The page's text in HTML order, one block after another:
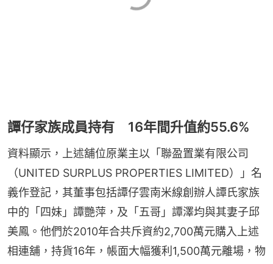
譚仔家族成員持有 16年間升值約55.6%
資料顯示，上述舖位原業主以「聯盈置業有限公司
（UNITED SURPLUS PROPERTIES LIMITED）」名
義作登記，其董事包括譚仔雲南米線創辦人譚氏家族
中的「四妹」譚艷萍，及「五哥」譚澤均與其妻子邱
美鳳。他們於2010年合共斥資約2,700萬元購入上述
相連舖，持貨16年，帳面大幅獲利1,500萬元離場，物